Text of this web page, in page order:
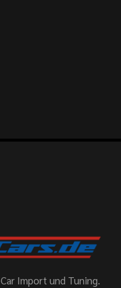
Import und Tuning.